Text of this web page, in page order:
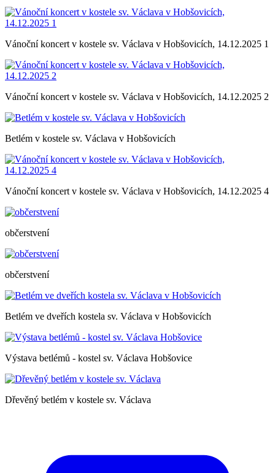
Vánoční koncert v kostele sv. Václava v Hobšovicích, 14.12.2025 1
Vánoční koncert v kostele sv. Václava v Hobšovicích, 14.12.2025 2
Betlém v kostele sv. Václava v Hobšovicích
Vánoční koncert v kostele sv. Václava v Hobšovicích, 14.12.2025 4
občerstvení
občerstvení
Betlém ve dveřích kostela sv. Václava v Hobšovicích
Výstava betlémů - kostel sv. Václava Hobšovice
Dřevěný betlém v kostele sv. Václava